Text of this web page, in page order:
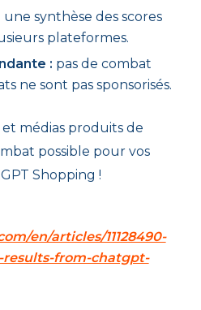
une synthèse des scores
plateformes.
: pas de combat
ne sont pas sponsorisés.
et médias produits de
possible pour vos
Shopping !
en/articles/11128490-
from-chatgpt-